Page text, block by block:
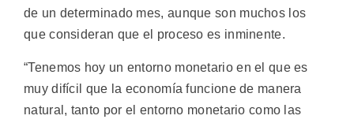
de un determinado mes, aunque son muchos los
que consideran que el proceso es inminente.
“Tenemos hoy un entorno monetario en el que es
muy difícil que la economía funcione de manera
natural, tanto por el entorno monetario como las